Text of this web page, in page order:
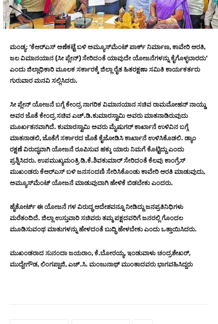
ಮಂಡ್ಯ: ‘ಕೆಆರ್‌ಎಸ್‌ ಅಣೆಕಟ್ಟೆ ಬಳಿ ಅಮ್ಯೂಸ್‌ಮೆಂಟ್‌ ಪಾರ್ಕ್‌ ನಿರ್ಮಾಣ, ಕಾವೇರಿ ಆರತಿ,
ಜಲ ವಿಮಾನಯಾನ (ಸೀ ಪ್ಲೇನ್‌) ಸೇರಿದಂತೆ ಯಾವುದೇ ಯೋಜನೆಗಳನ್ನು ಕೈಗೊಳ್ಳಬಾರದು’
ಎಂದು ಜಿಲ್ಲಾಧಿಕಾರಿ ಮೂಲಕ ಸರ್ಕಾರಕ್ಕೆ ಜಿಲ್ಲಾ ರೈತ ಹಿತರಕ್ಷಣಾ ಸಮಿತಿ ಕಾರ್ಯಕರ್ತರು
ಗುರುವಾರ ಮನವಿ ಸಲ್ಲಿಸಿದರು.
ಸೀ ಪ್ಲೇನ್‌ ಯೋಜನೆ ಬಗ್ಗೆ ಕೇಂದ್ರ ನಾಗರಿಕ ವಿಮಾನಯಾನ ಸಚಿವ ರಾಮಮೋಹನ್‌ ನಾಯ್ಡು
ಅವರ ಜೊತೆ ಕೇಂದ್ರ ಸಚಿವ ಎಚ್‌.ಡಿ.ಕುಮಾರಸ್ವಾಮಿ ಅವರು ಮಾತನಾಡಿರುವುದು
ಮೂರ್ಖತನವಾಗಿದೆ. ಕುಮಾರಸ್ವಾಮಿ ಅವರು ಮೈಷುಗರ್‌ ಕಾರ್ಖಾನೆ ಉಳಿವಿನ ಬಗ್ಗೆ
ಮಾತನಾಡಲಿ, ಜೊತೆಗೆ ಸರ್ಕಾರದ ಜೊತೆ ಕೈಜೋಡಿಸಿ ಕಾರ್ಖಾನೆ ಉಳಿಸಿಕೊಡಲಿ. ಡ್ಯಾಂ
ರಕ್ಷಣೆ ವಿರುದ್ಧವಾಗಿ ಯೋಜನೆ ರೂಪಿಸುವ ಹಕ್ಕು ಯಾರು ನಿಮಗೆ ಕೊಟ್ಟಿದ್ದು ಎಂದು
ಪ್ರಶ್ನಿಸಿದರು. ಉಪಮುಖ್ಯಮಂತ್ರಿ ಡಿ.ಕೆ.ಶಿವಕುಮಾರ್‌ ಸೇರಿದಂತೆ ಕೆಲವು ಕಾಂಗ್ರೆಸ್‌
ಮುಖಂಡರು ಕೆಆರ್‌ಎಸ್‌ ಬಳಿ ಜನಸಂದಣಿ ಸೇರಿಸಿಕೊಂಡು ಕಾವೇರಿ ಆರತಿ ಮಾಡುವುದು,
ಅಮ್ಯೂಸ್‌ಮೆಂಟ್‌ ಯೋಜನೆ ಮಾಡುವುದಾಗಿ ಹೇಳಿಕೆ ಬಿಡಬೇಕು ಎಂದರು.
ಹೈಕೋರ್ಟ್‌ ಈ ಯೋಜನೆ ಗಳ ವಿರುದ್ಧ ಆದೇಶವನ್ನೂ ನೀಡಿದ್ದು ಜನಪ್ರತಿನಿಧಿಗಳು
ಮರೆತಂದಿದೆ. ಜಿಲ್ಲಾ ಉಸ್ತುವಾರಿ ಸಚಿವರು ತಮ್ಮ ಪಕ್ಷದವರಿಗೆ ಜನರಲ್ಲಿ ಗೊಂದಲ
ಮೂಡಿಸುವಂಥ ಮಾತುಗಳನ್ನು ಹೇಳದಂತೆ ಬುದ್ಧಿ ಹೇಳಬೇಕು ಎಂದು ಒತ್ತಾಯಿಸಿದರು.
ಮುಖಂಡರಾದ ಸುನಂದಾ ಜಯರಾಂ, ಕೆ.ಬೋರಯ್ಯ, ಇಂಡುವಾಳು ಚಂದ್ರಶೇಖರ್‌,
ಮುದ್ದೇಗೌಡ, ಲಿಂಗಪ್ಪಾಜಿ, ಎಚ್‌.ಸಿ. ಮಂಜುನಾಥ್‌ ಮುಂತಾದವರು ಭಾಗವಹಿಸಿದ್ದರು